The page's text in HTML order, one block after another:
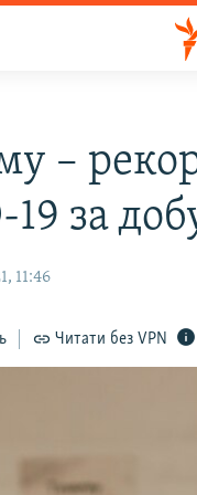
–
19 за
11:46
Читати без VPN